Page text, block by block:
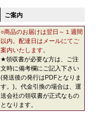
ご案内
○商品のお届けは翌日～１週間
以内。配達日はメールにてご
案内いたします。
★領収書が必要な方は、ご注
文時に備考欄にご記入下さい
(発送後の発行はPDFとなりま
す。)。代金引換の場合は、運
送会社の領収書が正式なもの
となります。